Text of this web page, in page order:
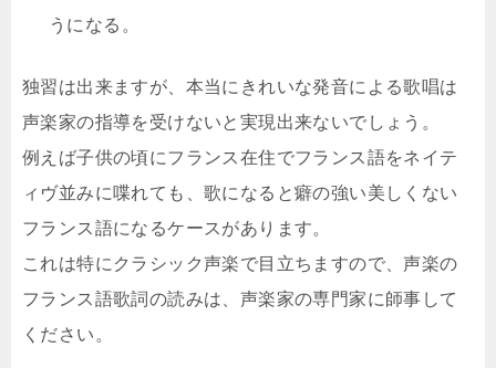
うになる。
独習は出来ますが、本当にきれいな発音による歌唱は
声楽家の指導を受けないと実現出来ないでしょう。
例えば子供の頃にフランス在住でフランス語をネイテ
ィヴ並みに喋れても、歌になると癖の強い美しくない
フランス語になるケースがあります。
これは特にクラシック声楽で目立ちますので、声楽の
フランス語歌詞の読みは、声楽家の専門家に師事して
ください。